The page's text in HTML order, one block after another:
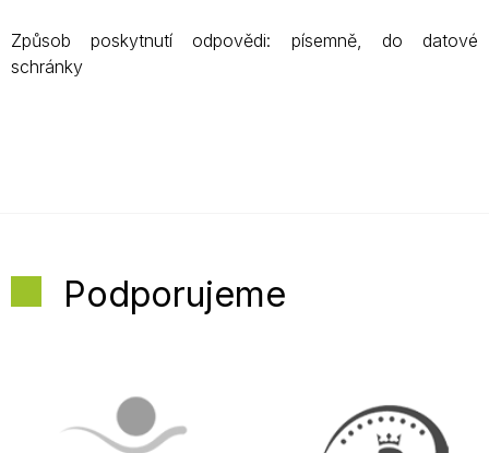
Způsob poskytnutí odpovědi: písemně, do datové
schránky
Podporujeme